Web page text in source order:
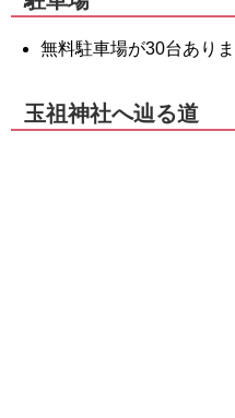
無料駐車場が30台あり
玉祖神社へ辿る道